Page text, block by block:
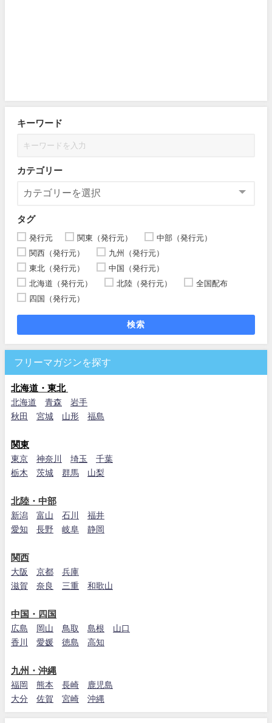
キーワード
カテゴリー
タグ
発行元 関東（発行元）
中部（発行元）
関西（発行元）
九州（発行元）
東北（発行元）
中国（発行元）
北海道（発行元）
北陸（発行元）
全国配布
四国（発行元）
検索
フリーマガジンを探す
北海道・東北
北海道 青森
岩手
秋田
宮城 山形 福島
関東
東京 神奈川 埼玉
千葉
栃木
茨城 群馬 山梨
北陸・中部
新潟 富山 石川
福井
愛知
長野 岐阜 静岡
関西
大阪 京都
兵庫
滋賀
奈良 三重 和歌山
中国・四国
広島 岡山 鳥取 島根
山口
香川
愛媛 徳島 高知
九州・沖縄
福岡 熊本 長崎
鹿児島
大分
佐賀 宮崎 沖縄